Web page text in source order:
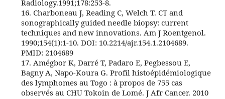
Radiology.1991;178:253-8.
16. Charboneau J, Reading C, Welch T. CT and
sonographically guided needle biopsy: current
techniques and new innovations. Am J Roentgenol.
1990;154(1):1-10. DOI: 10.2214/ajr.154.1.2104689.
PMID: 2104689
17. Amégbor K, Darré T, Padaro E, Pegbessou E,
Bagny A, Napo-Koura G. Profil histoépidémiologique
des lymphomes au Togo : à propos de 755 cas
observés au CHU Tokoin de Lomé. J Afr Cancer. 2010